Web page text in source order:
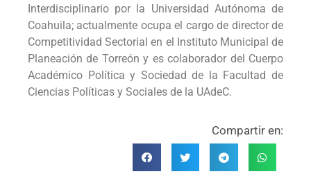
Interdisciplinario por la Universidad Autónoma de
Coahuila; actualmente ocupa el cargo de director de
Competitividad Sectorial en el Instituto Municipal de
Planeación de Torreón y es colaborador del Cuerpo
Académico Política y Sociedad de la Facultad de
Ciencias Políticas y Sociales de la UAdeC.
Compartir en: